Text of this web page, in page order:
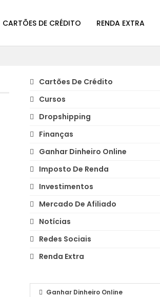
CARTÕES DE CRÉDITO RENDA EXTRA
Cartões De Crédito
Cursos
Dropshipping
Finanças
Ganhar Dinheiro Online
Imposto De Renda
Investimentos
Mercado De Afiliado
Notícias
Redes Sociais
Renda Extra
Ganhar Dinheiro Online